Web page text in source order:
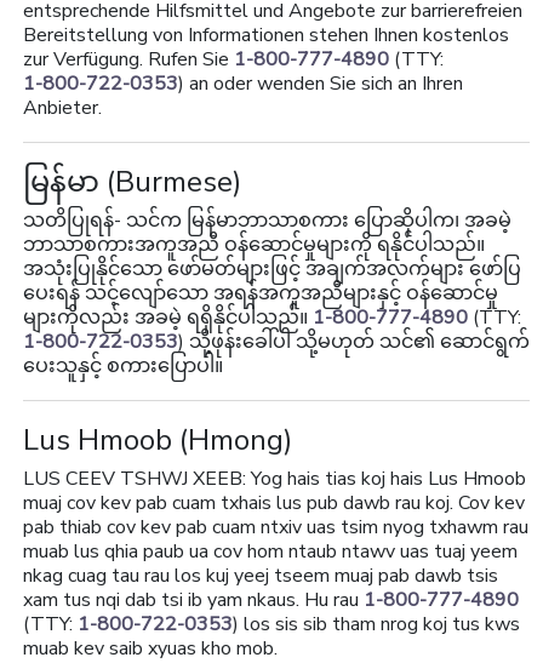
entsprechende Hilfsmittel und Angebote zur barrierefreien
Bereitstellung von Informationen stehen Ihnen kostenlos
zur Verfügung. Rufen Sie 1-800-777-4890 (TTY:
1-800-722-0353) an oder wenden Sie sich an Ihren
Anbieter.
မြန်မာ (Burmese)
သတိပြုရန်- သင်က မြန်မာဘာသာစကား ပြောဆိုပါက၊ အခမဲ့
ဘာသာစကားအကူအညီ ဝန်ဆောင်မှုများကို ရနိုင်ပါသည်။
အသုံးပြုနိုင်သော ဖော်မတ်များဖြင့် အချက်အလက်များ ဖော်ပြ
ပေးရန် သင့်လျော်သော အရန်အကူအညီများနှင့် ဝန်ဆောင်မှု
များကိုလည်း အခမဲ့ ရရှိနိုင်ပါသည်။ 1-800-777-4890 (TTY:
1-800-722-0353) သို့ဖုန်းခေါ်ပါ သို့မဟုတ် သင်၏ ဆောင်ရွက်
ပေးသူနှင့် စကားပြောပါ။
Lus Hmoob (Hmong)
LUS CEEV TSHWJ XEEB: Yog hais tias koj hais Lus Hmoob
muaj cov kev pab cuam txhais lus pub dawb rau koj. Cov kev
pab thiab cov kev pab cuam ntxiv uas tsim nyog txhawm rau
muab lus qhia paub ua cov hom ntaub ntawv uas tuaj yeem
nkag cuag tau rau los kuj yeej tseem muaj pab dawb tsis
xam tus nqi dab tsi ib yam nkaus. Hu rau 1-800-777-4890
(TTY: 1-800-722-0353) los sis sib tham nrog koj tus kws
muab kev saib xyuas kho mob.